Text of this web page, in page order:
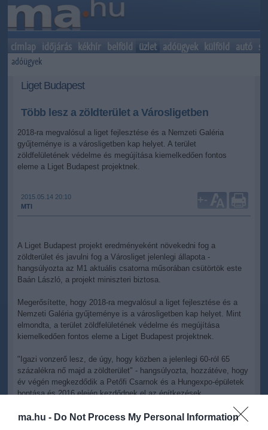
ma.hu - Do Not Process My Personal Information
címlap időjárás kékhír belföld üzlet adóügyek külföld autó
adóügyek
Liget Budapest
Több lesz a zöldterület a Városligetben
2018-ra megvalósul a liget fejlesztése és a Nemzeti Galéria
gyűjteménye is a városligetben kap helyet. A terület
zöldfelületének védelme és megújítása kiemelkedően fontos
eleme a Liget Budapest projektnek.
2015.05.14 20:10
MTI
+-
A Liget Budapest projekt eredményeként növekedni fog a
zöldterület és javulni fog a Városliget jelenlegi állapota -
hangsúlyozta az M1 aktuális csatorna műsorában csütörtök este
Baán László, a projekt miniszteri biztosa.
Megerősítette, hogy 2018-ra megvalósul a liget fejlesztése és a
Nemzeti Galéria gyűjteménye is a városligetben kap helyet. Mint
elmondta, a terület zöldfelületének védelme és megújítása
kiemelkedően fontos eleme a Liget Budapest projektnek.
"Igazi vonzerő lesz, de úgy, hogy közben a jelenlegi 60-ról 65
százalékra nő majd a zöldterület" - hangsúlyozta, hozzátéve, hogy
év végén megkezdődik a Petőfi Csarnok és a Hungexpo-épületek
bontása és 2016 elején kezdődnek el az építkezések.
Felhívta a figyelmet arra is, hogy egy ilyen nagyléptékű